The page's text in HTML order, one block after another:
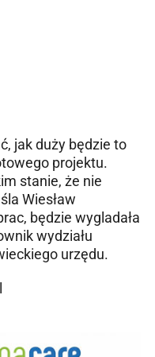
jak duży będzie to
projektu.
stanie, że nie
Wiesław
będzie wygladała
wydziału
urzędu.